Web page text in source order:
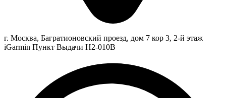
г. Москва, Багратионовский проезд, дом 7 кор 3, 2-й этаж
iGarmin Пункт Выдачи Н2-010В